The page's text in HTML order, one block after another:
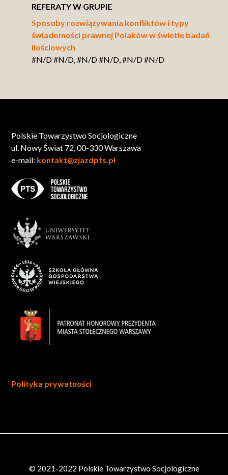
REFERATY W GRUPIE
Sposoby rozwiązywania konfliktów i typy
świadomości prawnej Polaków w świetle badań
ilościowych
#N/D #N/D, #N/D #N/D, #N/D #N/D
Polskie Towarzystwo Socjologiczne
ul. Nowy Świat 72, 00-330 Warszawa
e-mail: kontakt@zjazdpts.pl
Polityka prywatności
© 2021-2022 Polskie Towarzystwo Socjologiczne